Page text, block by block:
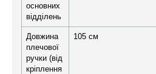
основних
відділень
Довжина
плечової
ручки (від
кріплення
105 см